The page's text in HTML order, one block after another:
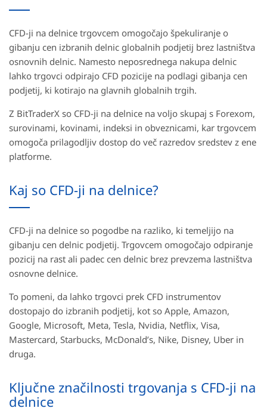
CFD-ji na delnice trgovcem omogočajo špekuliranje o
gibanju cen izbranih delnic globalnih podjetij brez lastništva
osnovnih delnic. Namesto neposrednega nakupa delnic
lahko trgovci odpirajo CFD pozicije na podlagi gibanja cen
podjetij, ki kotirajo na glavnih globalnih trgih.
Z BitTraderX so CFD-ji na delnice na voljo skupaj s Forexom,
surovinami, kovinami, indeksi in obveznicami, kar trgovcem
omogoča prilagodljiv dostop do več razredov sredstev z ene
platforme.
Kaj so CFD-ji na delnice?
CFD-ji na delnice so pogodbe na razliko, ki temeljijo na
gibanju cen delnic podjetij. Trgovcem omogočajo odpiranje
pozicij na rast ali padec cen delnic brez prevzema lastništva
osnovne delnice.
To pomeni, da lahko trgovci prek CFD instrumentov
dostopajo do izbranih podjetij, kot so Apple, Amazon,
Google, Microsoft, Meta, Tesla, Nvidia, Netflix, Visa,
Mastercard, Starbucks, McDonald’s, Nike, Disney, Uber in
druga.
Ključne značilnosti trgovanja s CFD-ji na
delnice